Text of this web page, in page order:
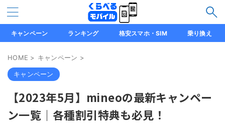
キャンペーン ランキング 格安スマホ・SIM 乗り換え
HOME > キャンペーン >
キャンペーン
【2023年5月】mineoの最新キャンペー
ン一覧｜各種割引特典も必見！